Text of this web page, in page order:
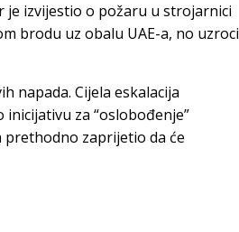
je izvijestio o požaru u strojarnici
brodu uz obalu UAE-a, no uzroci
napada. Cijela eskalacija
za “oslobođenje”
zaprijetio da će